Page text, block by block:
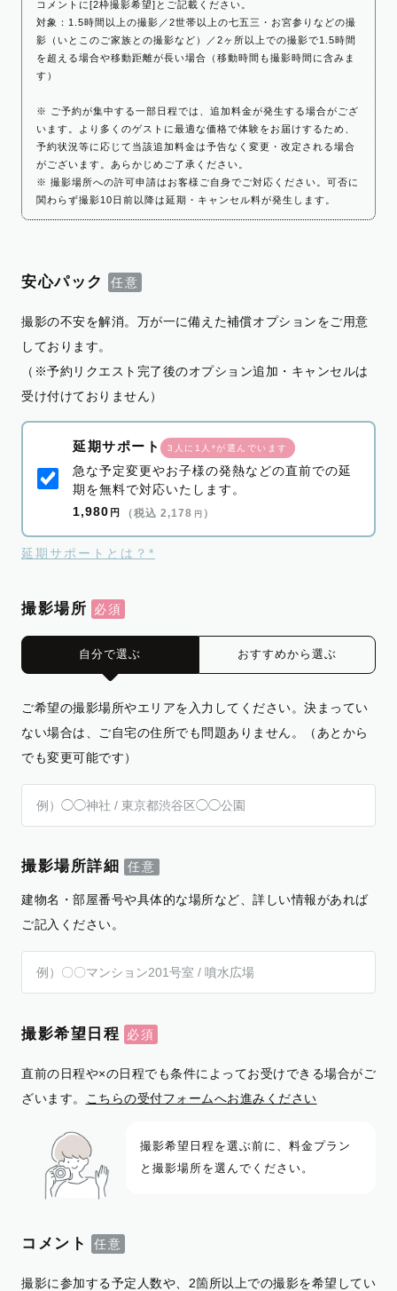
コメントに[2枠撮影希望]とご記載ください。
対象：1.5時間以上の撮影／2世帯以上の七五三・お宮参りなどの撮
影（いとこのご家族との撮影など）／2ヶ所以上での撮影で1.5時間
を超える場合や移動距離が長い場合（移動時間も撮影時間に含みま
す）
※ ご予約が集中する一部日程では、追加料金が発生する場合がござ
います。より多くのゲストに最適な価格で体験をお届けするため、
予約状況等に応じて当該追加料金は予告なく変更・改定される場合
がございます。あらかじめご了承ください。
※ 撮影場所への許可申請はお客様ご自身でご対応ください。可否に
関わらず撮影10日前以降は延期・キャンセル料が発生します。
安心パック
撮影の不安を解消。万が一に備えた補償オプションをご用意
しております。
（※予約リクエスト完了後のオプション追加・キャンセルは
受け付けておりません）
延期サポート 3人に1人*が選んでいます
急な予定変更やお子様の発熱などの直前での延
期を無料で対応いたします。
1,980 円 （税込 2,178 円 ）
延期サポートとは？*
撮影場所
自分で選ぶ おすすめから選ぶ
ご希望の撮影場所やエリアを入力してください。決まってい
ない場合は、ご自宅の住所でも問題ありません。（あとから
でも変更可能です）
撮影場所詳細
建物名・部屋番号や具体的な場所など、詳しい情報があれば
ご記入ください。
撮影希望日程
直前の日程や×の日程でも条件によってお受けできる場合がご
ざいます。
こちらの受付フォームへお進みください
撮影希望日程を選ぶ前に、料金プラン
と撮影場所を選んでください。
コメント
撮影に参加する予定人数や、2箇所以上での撮影を希望してい